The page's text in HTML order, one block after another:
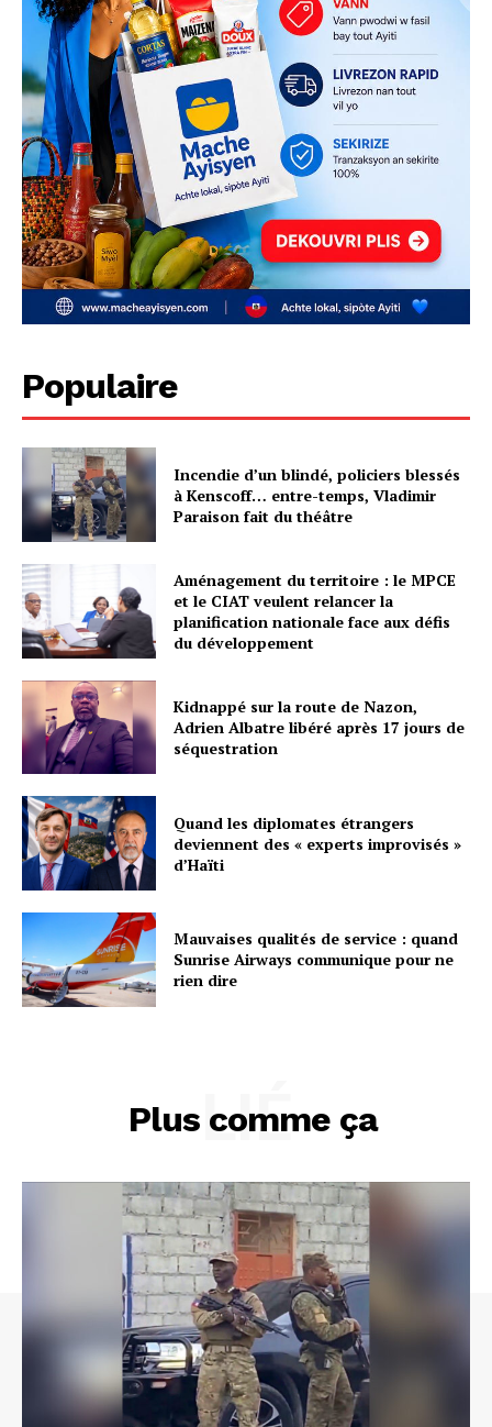
Populaire
Incendie d’un blindé, policiers blessés
à Kenscoff… entre-temps, Vladimir
Paraison fait du théâtre
Aménagement du territoire : le MPCE
et le CIAT veulent relancer la
planification nationale face aux défis
du développement
Kidnappé sur la route de Nazon,
Adrien Albatre libéré après 17 jours de
séquestration
Quand les diplomates étrangers
deviennent des « experts improvisés »
d’Haïti
Mauvaises qualités de service : quand
Sunrise Airways communique pour ne
rien dire
Plus comme ça
LIÉ